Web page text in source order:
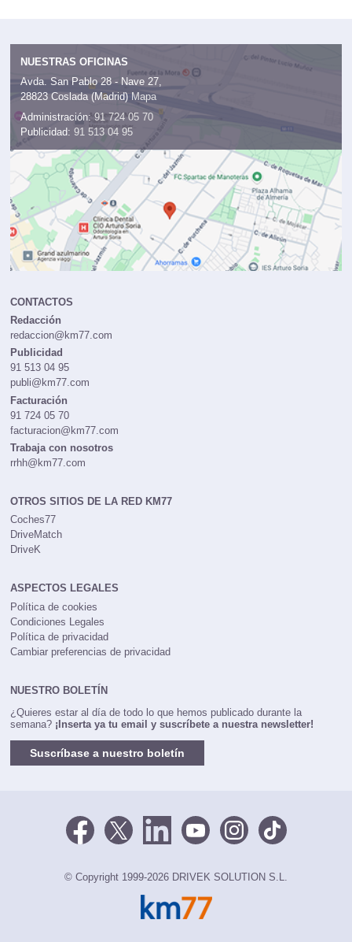
NUESTRAS OFICINAS
Avda. San Pablo 28 - Nave 27,
28823 Coslada (Madrid) Mapa
Administración: 91 724 05 70
Publicidad: 91 513 04 95
CONTACTOS
Redacción
redaccion@km77.com
Publicidad
91 513 04 95
publi@km77.com
Facturación
91 724 05 70
facturacion@km77.com
Trabaja con nosotros
rrhh@km77.com
OTROS SITIOS DE LA RED KM77
Coches77
DriveMatch
DriveK
ASPECTOS LEGALES
Política de cookies
Condiciones Legales
Política de privacidad
Cambiar preferencias de privacidad
NUESTRO BOLETÍN
¿Quieres estar al día de todo lo que hemos publicado durante la
semana? ¡Inserta ya tu email y suscríbete a nuestra newsletter!
Suscríbase a nuestro boletín
© Copyright 1999-2026 DRIVEK SOLUTION S.L.